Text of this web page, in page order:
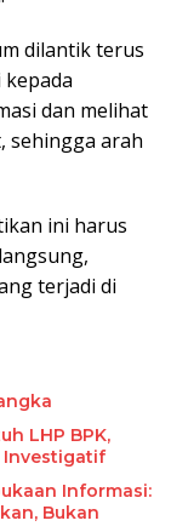
dilantik terus
dan melihat
sehingga arah
ini harus
terjadi di
LHP BPK,
Investigatif
Informasi:
Bukan